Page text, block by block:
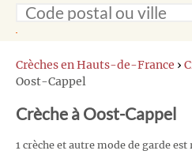
Crèches en Hauts-de-France ›
Oost-Cappel
Crèche à Oost-Cappel
1 crèche et autre mode de garde